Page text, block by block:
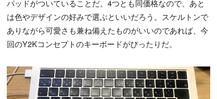
パッドがついていることだ。4つとも同価格なので、あと
は色やデザインの好みで選ぶといいだろう。スケルトンで
ありながら可愛さも兼ね備えたものがいいのであれば、今
回のY2Kコンセプトのキーボードがぴったりだ。